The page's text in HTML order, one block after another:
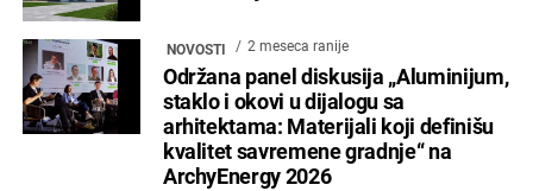
NOVOSTI 2 meseca ranije
Održana panel diskusija „Aluminijum,
staklo i okovi u dijalogu sa
arhitektama: Materijali koji definišu
kvalitet savremene gradnje“ na
ArchyEnergy 2026